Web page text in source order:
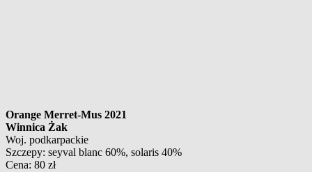
Orange Merret-Mus 2021
Winnica Żak
Woj. podkarpackie
Szczepy: seyval blanc 60%, solaris 40%
Cena: 80 zł